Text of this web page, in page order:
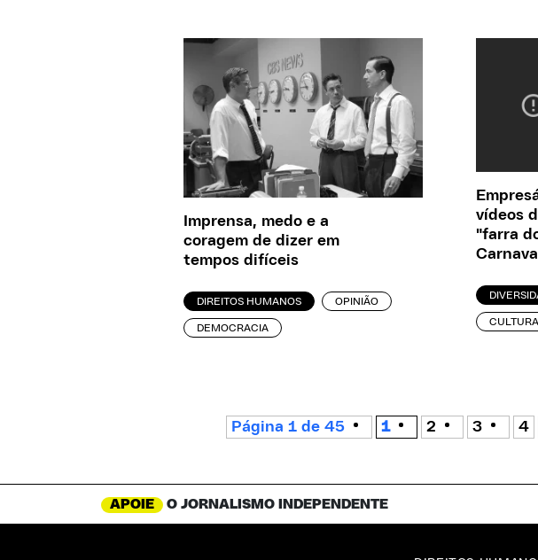
Imprensa, medo e a
coragem de dizer em
tempos difíceis
DIREITOS HUMANOS OPINIÃO
DEMOCRACIA
vídeos
"farra
CULTURA
Página 1 de 45 1 2 3 4
APOIE O JORNALISMO INDEPENDENTE